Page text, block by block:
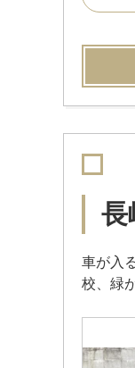
長
車が入
校、緑